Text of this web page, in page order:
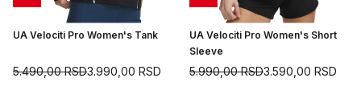
UA Velociti Pro Women's Tank
3.990,00 RSD
5.490,00RSD
UA Velociti Pro Women's Short
Sleeve
3.590,00 RSD
5.990,00RSD